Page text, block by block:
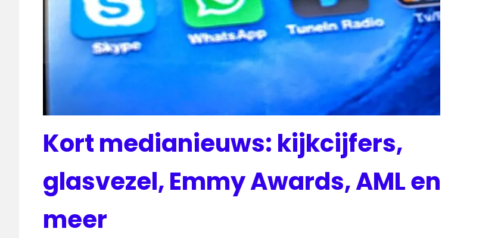
Kort medianieuws: kijkcijfers,
glasvezel, Emmy Awards, AML en
meer